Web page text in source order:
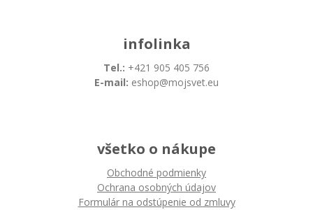
infolinka
Tel.: +421 905 405 756
E-mail: eshop@mojsvet.eu
všetko o nákupe
Obchodné podmienky
Ochrana osobných údajov
Formulár na odstúpenie od zmluvy